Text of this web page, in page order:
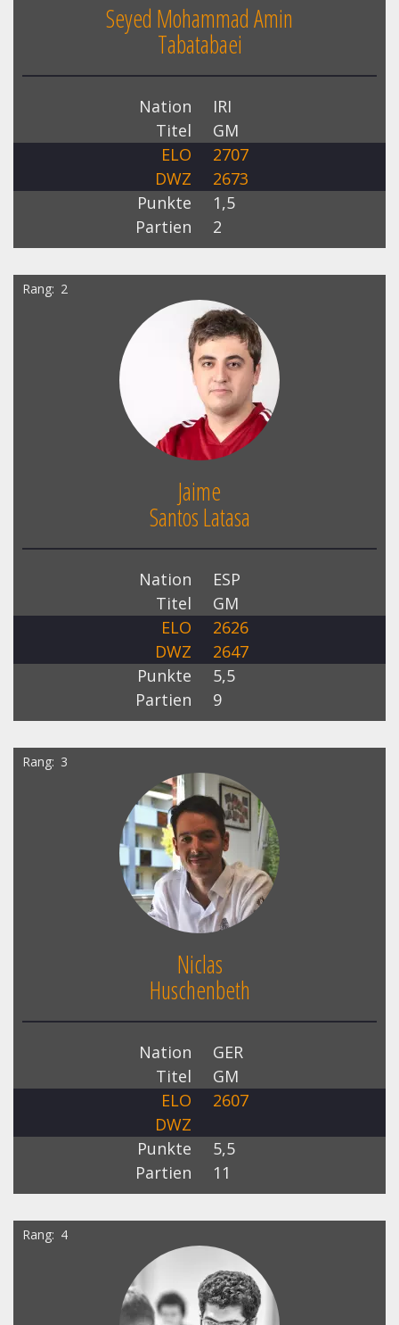
Seyed Mohammad Amin
Tabatabaei
Nation
IRI
Titel
GM
ELO
2707
DWZ
2673
Punkte
1,5
Partien
2
Rang 2
Jaime
Santos Latasa
Nation
ESP
Titel
GM
ELO
2626
DWZ
2647
Punkte
5,5
Partien
9
Rang 3
Niclas
Huschenbeth
Nation
GER
Titel
GM
ELO
2607
DWZ
Punkte
5,5
Partien
11
Rang 4